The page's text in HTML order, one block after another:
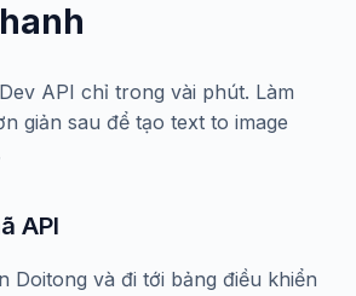
API chỉ trong vài phút. Làm
giản sau để tạo text to image
API
Doitong và đi tới bảng điều khiển